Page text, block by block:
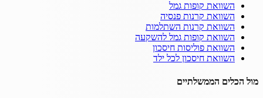
השוואת קופות גמל
השוואת קרנות פנסיה
השוואת קרנות השתלמות
השוואת קופות גמל להשקעה
השוואת פוליסות חיסכון
השוואת חיסכון לכל ילד
מול הכלים הממשלתיים